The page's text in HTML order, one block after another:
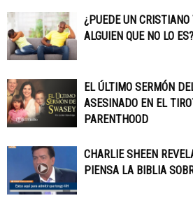
¿PUEDE UN CRISTIANO
ALGUIEN QUE NO LO ES?
EL ÚLTIMO SERMÓN
ASESINADO EN EL
PARENTHOOD
CHARLIE SHEEN
PIENSA LA BIBLIA